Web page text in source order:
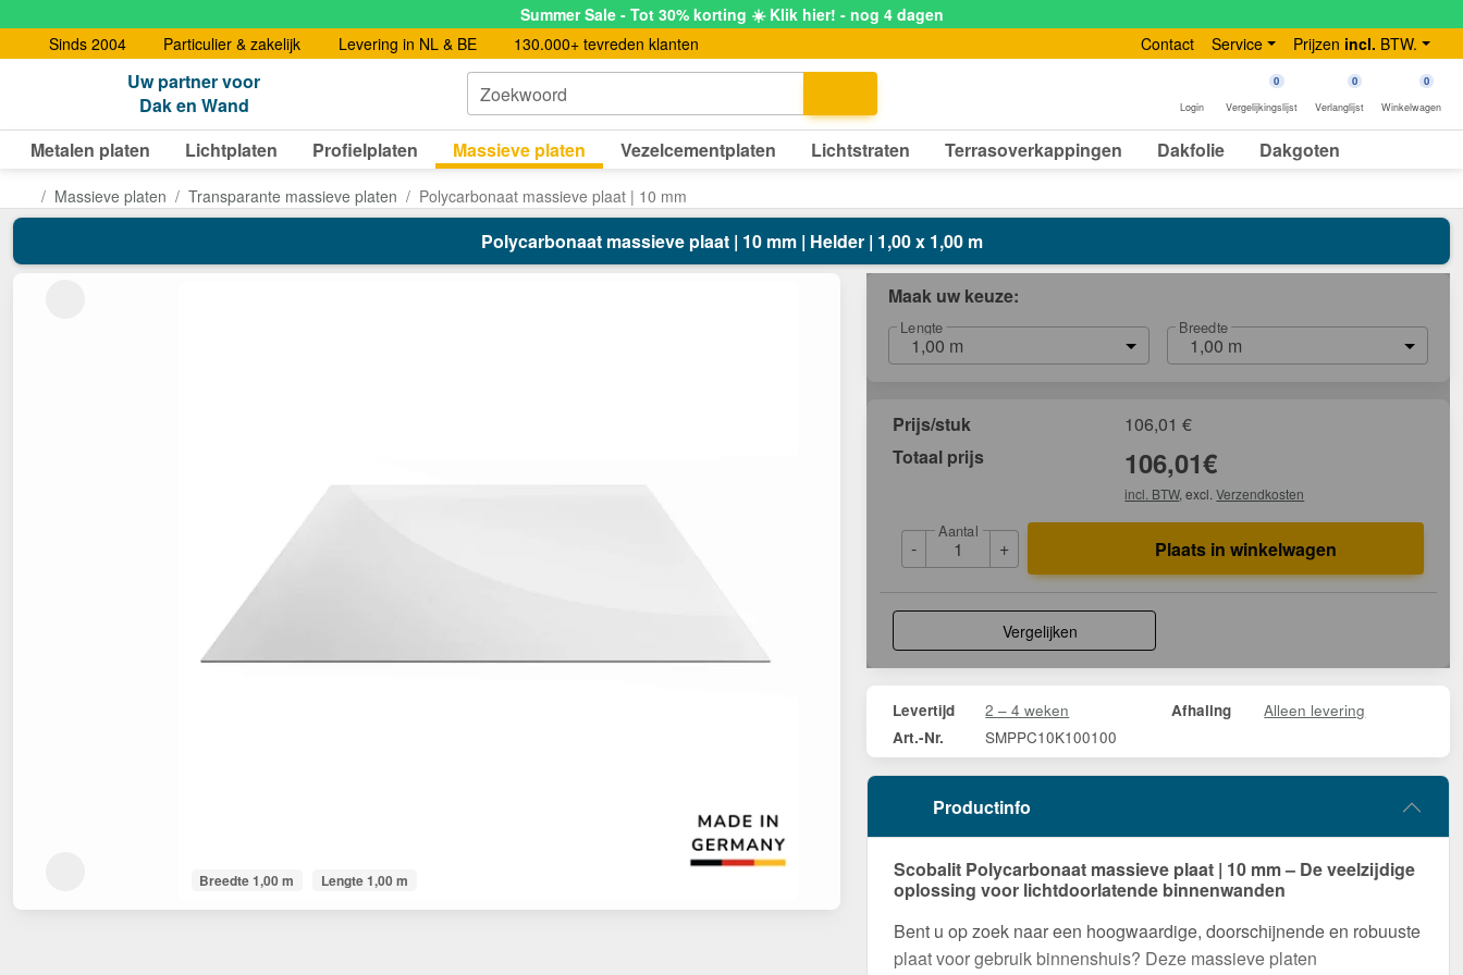
Summer Sale - Tot 30% korting ☀️ Klik hier! - nog 4 dagen
Sinds 2004
Particulier & zakelijk Levering in NL & BE 130.000+ tevreden klanten Contact Service Prijzen incl. BTW.
Uw partner voor
Dak en Wand
Zoekwoord
Login
0
Vergelijkingslijst
0
Verlanglijst
0
Winkelwagen
Metalen platen Lichtplaten Profielplaten Massieve platen Vezelcementplaten Lichtstraten Terrasoverkappingen Dakfolie Dakgoten
Massieve platen Transparante massieve platen Polycarbonaat massieve plaat | 10 mm
Polycarbonaat massieve plaat | 10 mm | Helder | 1,00 x 1,00 m
Breedte 1,00 m Lengte 1,00 m
Maak uw keuze:
Lengte
1,00 m
Breedte
1,00 m
Prijs/stuk 106,01 €
Totaal prijs
106,01€
incl. BTW, excl.Verzendkosten
-
Aantal
+ Plaats in winkelwagen
Vergelijken
Levertijd 2 – 4 weken Afhaling Alleen levering
Art.-Nr. SMPPC10K100100
Productinfo
Scobalit Polycarbonaat massieve plaat | 10 mm – De veelzijdige
oplossing voor lichtdoorlatende binnenwanden
Bent u op zoek naar een hoogwaardige, doorschijnende en robuuste
plaat voor gebruik binnenshuis? Deze massieve platen